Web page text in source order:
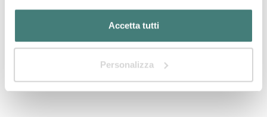
Accetta tutti
Personalizza
Sei il proprietario?
Richiedi l'accesso per completare la tua scheda!